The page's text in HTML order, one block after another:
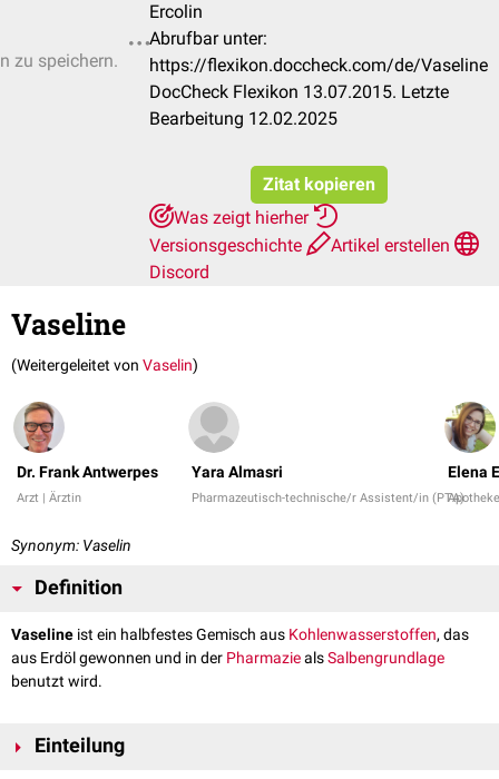
zu speichern.
Ercolin
Abrufbar unter:
https://flexikon.doccheck.com/de/Vaseline
DocCheck Flexikon 13.07.2015. Letzte
Bearbeitung 12.02.2025
Zitat kopieren
Was zeigt hierher
Versionsgeschichte
Artikel erstellen
Discord
Vaseline
(Weitergeleitet von Vaselin)
Dr. Frank Antwerpes
Arzt | Ärztin
Yara Almasri
Pharmazeutisch-technische/r Assistent/in (PTA)
Elena
Synonym: Vaselin
Definition
Vaseline ist ein halbfestes Gemisch aus Kohlenwasserstoffen, das
aus Erdöl gewonnen und in der PharmaziealsSalbengrundlage
benutzt wird.
Einteilung